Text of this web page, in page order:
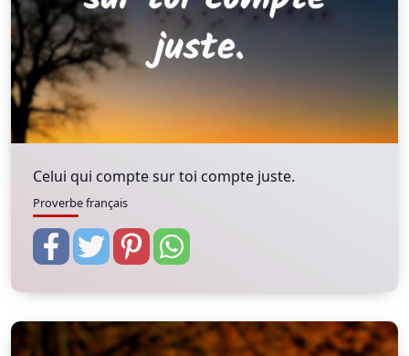
Celui qui compte sur toi compte juste.
Proverbe français